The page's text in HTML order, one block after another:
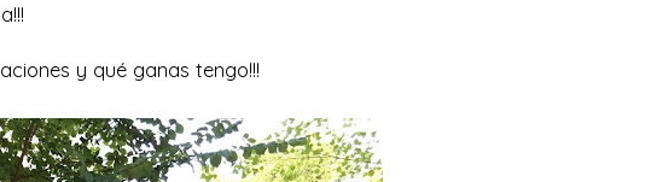
y qué ganas tengo!!!